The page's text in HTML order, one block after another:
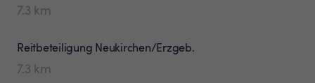
7.3 km
Reitbeteiligung Neukirchen/Erzgeb.
7.3 km